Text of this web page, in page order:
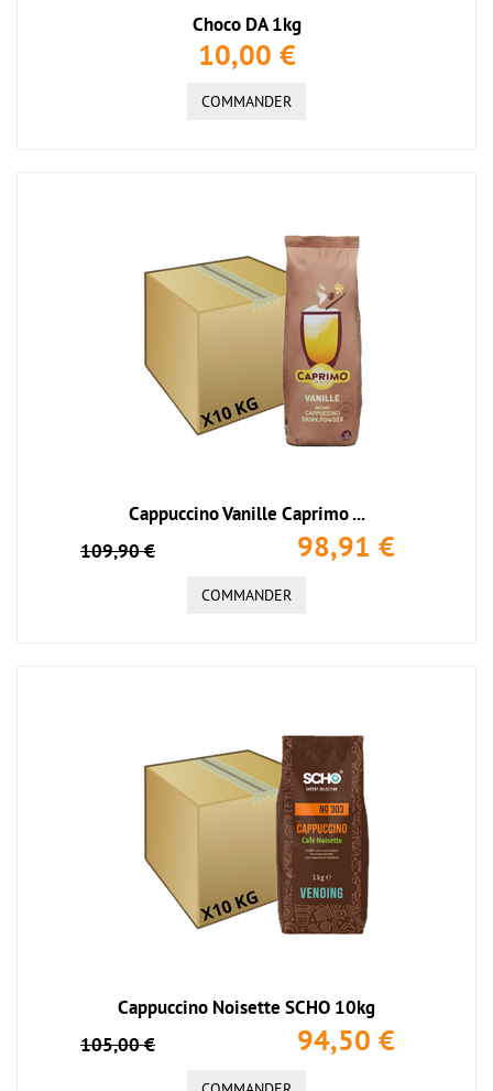
Choco DA 1kg
10,00 €
COMMANDER
Cappuccino Vanille Caprimo ...
109,90 €
98,91 €
COMMANDER
Cappuccino Noisette SCHO 10kg
105,00 €
94,50 €